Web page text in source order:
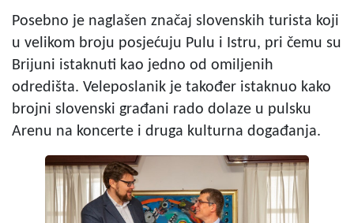
Posebno je naglašen značaj slovenskih turista koji
u velikom broju posjećuju Pulu i Istru, pri čemu su
Brijuni istaknuti kao jedno od omiljenih
odredišta. Veleposlanik je također istaknuo kako
brojni slovenski građani rado dolaze u pulsku
Arenu na koncerte i druga kulturna događanja.